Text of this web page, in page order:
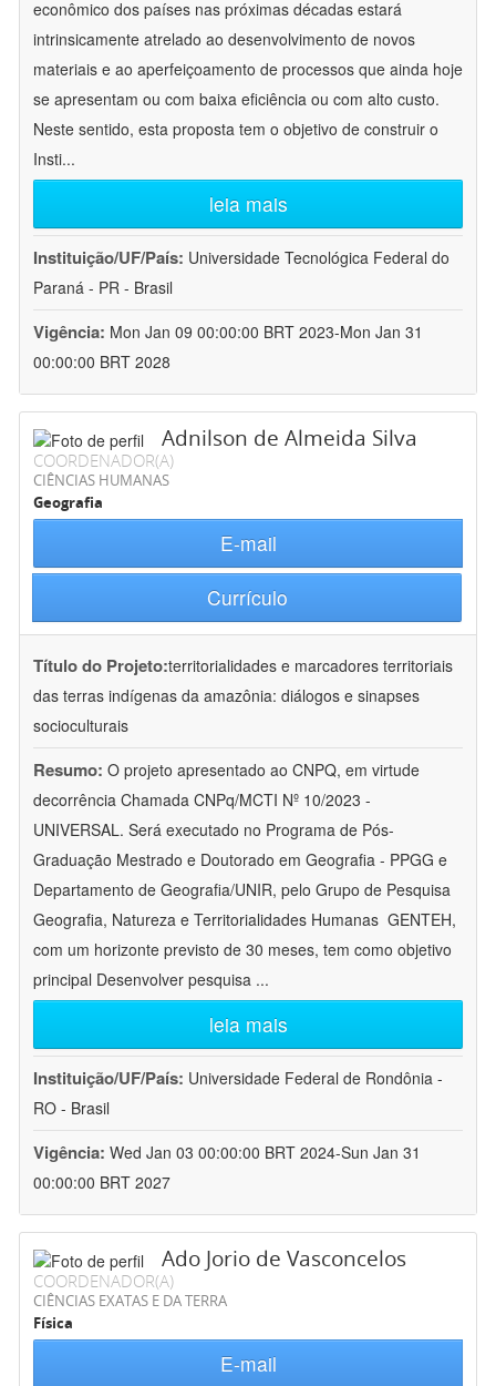
econômico dos países nas próximas décadas estará
intrinsicamente atrelado ao desenvolvimento de novos
materiais e ao aperfeiçoamento de processos que ainda hoje
se apresentam ou com baixa eficiência ou com alto custo.
Neste sentido, esta proposta tem o objetivo de construir o
Insti...
leia mais
Instituição/UF/País: Universidade Tecnológica Federal do
Paraná - PR - Brasil
Vigência: Mon Jan 09 00:00:00 BRT 2023-Mon Jan 31
00:00:00 BRT 2028
Adnilson de Almeida Silva
COORDENADOR(A)
CIÊNCIAS HUMANAS
Geografia
E-mail
Currículo
Título do Projeto:territorialidades e marcadores territoriais
das terras indígenas da amazônia: diálogos e sinapses
socioculturais
Resumo: O projeto apresentado ao CNPQ, em virtude
decorrência Chamada CNPq/MCTI Nº 10/2023 -
UNIVERSAL. Será executado no Programa de Pós-
Graduação Mestrado e Doutorado em Geografia - PPGG e
Departamento de Geografia/UNIR, pelo Grupo de Pesquisa
Geografia, Natureza e Territorialidades Humanas  GENTEH,
com um horizonte previsto de 30 meses, tem como objetivo
principal Desenvolver pesquisa ...
leia mais
Instituição/UF/País: Universidade Federal de Rondônia -
RO - Brasil
Vigência: Wed Jan 03 00:00:00 BRT 2024-Sun Jan 31
00:00:00 BRT 2027
Ado Jorio de Vasconcelos
COORDENADOR(A)
CIÊNCIAS EXATAS E DA TERRA
Física
E-mail